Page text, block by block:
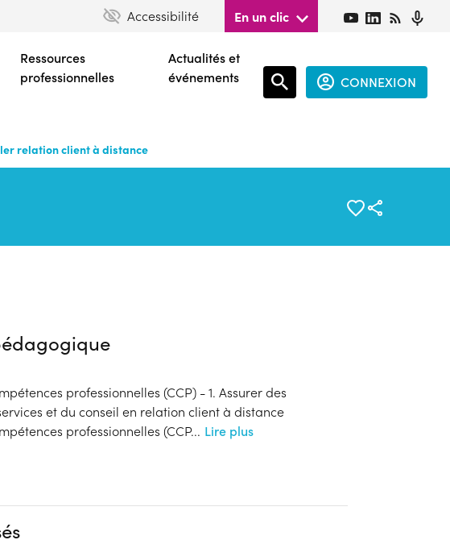
Accessibilité En un clic
Ressources
professionnelles
Actualités et
événements
CONNEXION
relation client à distance
professionnelles (CCP) - 1. Assurer des
et du conseil en relation client à distance
professionnelles (CCP... Lire plus